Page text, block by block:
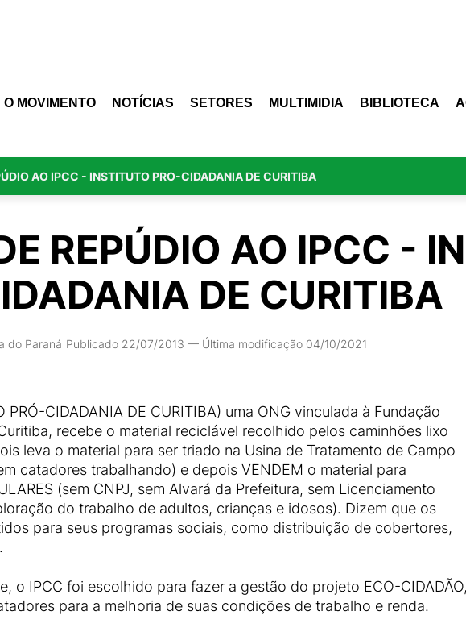
O MOVIMENTO NOTÍCIAS SETORES MULTIMIDIA BIBLIOTECA
AO IPCC - INSTITUTO PRO-CIDADANIA DE CURITIBA
REPÚDIO AO IPCC -
DE CURITIBA
do Paraná Publicado 22/07/2013 — Última modificação 04/10/2021
PRÓ-CIDADANIA DE CURITIBA) uma ONG vinculada à Fundação
recebe o material reciclável recolhido pelos caminhões lixo
leva o material para ser triado na Usina de Tratamento de Campo
catadores trabalhando) e depois VENDEM o material para
(sem CNPJ, sem Alvará da Prefeitura, sem Licenciamento
do trabalho de adultos, crianças e idosos). Dizem que os
para seus programas sociais, como distribuição de cobertores,
o IPCC foi escolhido para fazer a gestão do projeto ECO-
para a melhoria de suas condições de trabalho e renda.